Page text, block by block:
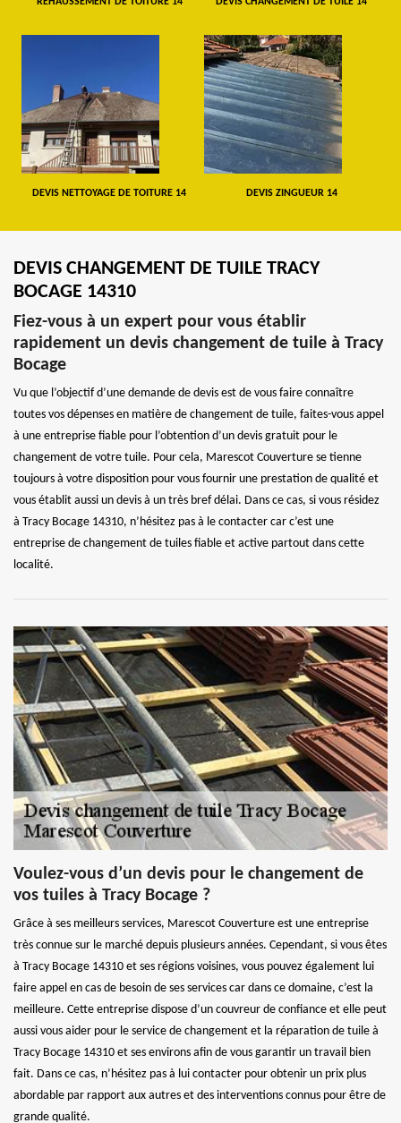
DEVIS NETTOYAGE DE TOITURE 14 DEVIS ZINGUEUR 14
DEVIS CHANGEMENT DE TUILE TRACY
BOCAGE 14310
Fiez-vous à un expert pour vous établir
rapidement un devis changement de tuile à Tracy
Bocage
Vu que l’objectif d’une demande de devis est de vous faire connaître
toutes vos dépenses en matière de changement de tuile, faites-vous appel
à une entreprise fiable pour l’obtention d’un devis gratuit pour le
changement de votre tuile. Pour cela, Marescot Couverture se tienne
toujours à votre disposition pour vous fournir une prestation de qualité et
vous établit aussi un devis à un très bref délai. Dans ce cas, si vous résidez
à Tracy Bocage 14310, n’hésitez pas à le contacter car c’est une
entreprise de changement de tuiles fiable et active partout dans cette
localité.
Voulez-vous d’un devis pour le changement de
vos tuiles à Tracy Bocage ?
Grâce à ses meilleurs services, Marescot Couverture est une entreprise
très connue sur le marché depuis plusieurs années. Cependant, si vous êtes
à Tracy Bocage 14310 et ses régions voisines, vous pouvez également lui
faire appel en cas de besoin de ses services car dans ce domaine, c’est la
meilleure. Cette entreprise dispose d’un couvreur de confiance et elle peut
aussi vous aider pour le service de changement et la réparation de tuile à
Tracy Bocage 14310 et ses environs afin de vous garantir un travail bien
fait. Dans ce cas, n’hésitez pas à lui contacter pour obtenir un prix plus
abordable par rapport aux autres et des interventions connus pour être de
grande qualité.